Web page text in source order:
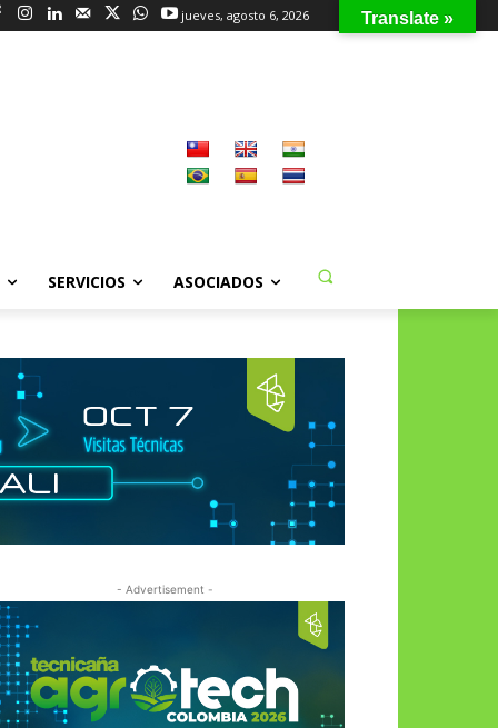
jueves, agosto 6, 2026
SERVICIOS ASOCIADOS
- Advertisement -
Translate »